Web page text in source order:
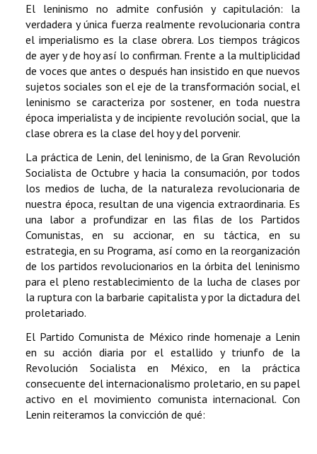
El leninismo no admite confusión y capitulación: la
verdadera y única fuerza realmente revolucionaria contra
el imperialismo es la clase obrera. Los tiempos trágicos
de ayer y de hoy así lo confirman. Frente a la multiplicidad
de voces que antes o después han insistido en que nuevos
sujetos sociales son el eje de la transformación social, el
leninismo se caracteriza por sostener, en toda nuestra
época imperialista y de incipiente revolución social, que la
clase obrera es la clase del hoy y del porvenir.
La práctica de Lenin, del leninismo, de la Gran Revolución
Socialista de Octubre y hacia la consumación, por todos
los medios de lucha, de la naturaleza revolucionaria de
nuestra época, resultan de una vigencia extraordinaria. Es
una labor a profundizar en las filas de los Partidos
Comunistas, en su accionar, en su táctica, en su
estrategia, en su Programa, así como en la reorganización
de los partidos revolucionarios en la órbita del leninismo
para el pleno restablecimiento de la lucha de clases por
la ruptura con la barbarie capitalista y por la dictadura del
proletariado.
El Partido Comunista de México rinde homenaje a Lenin
en su acción diaria por el estallido y triunfo de la
Revolución Socialista en México, en la práctica
consecuente del internacionalismo proletario, en su papel
activo en el movimiento comunista internacional. Con
Lenin reiteramos la convicción de qué: